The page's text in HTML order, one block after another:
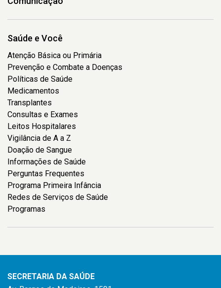
Saúde e Você
Atenção Básica ou Primária
Prevenção e Combate a Doenças
Políticas de Saúde
Medicamentos
Transplantes
Consultas e Exames
Leitos Hospitalares
Vigilância de A a Z
Doação de Sangue
Informações de Saúde
Perguntas Frequentes
Programa Primeira Infância
Redes de Serviços de Saúde
Programas
SECRETARIA DA SAÚDE